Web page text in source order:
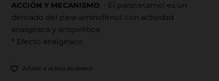
ACCIÓN Y MECANISMO: - El paracetamol es un
derivado del para-aminofenol, con actividad
analgésica y antipirética.
* Efecto analgésico.
 Añadir a la lista de deseos